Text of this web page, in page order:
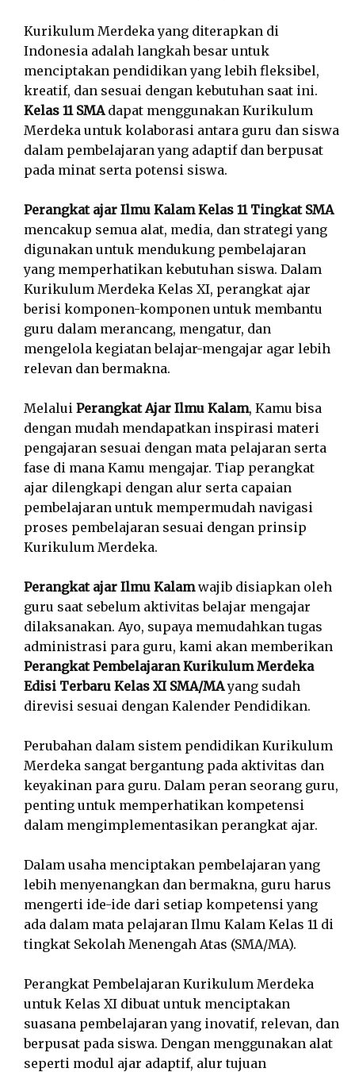
Kurikulum Merdeka yang diterapkan di
Indonesia adalah langkah besar untuk
menciptakan pendidikan yang lebih fleksibel,
kreatif, dan sesuai dengan kebutuhan saat ini.
Kelas 11 SMAdapat menggunakan Kurikulum
Merdeka untuk kolaborasi antara guru dan siswa
dalam pembelajaran yang adaptif dan berpusat
pada minat serta potensi siswa.
Perangkat ajar Ilmu Kalam Kelas 11 Tingkat SMA
mencakup semua alat, media, dan strategi yang
digunakan untuk mendukung pembelajaran
yang memperhatikan kebutuhan siswa. Dalam
Kurikulum Merdeka Kelas XI, perangkat ajar
berisi komponen-komponen untuk membantu
guru dalam merancang, mengatur, dan
mengelola kegiatan belajar-mengajar agar lebih
relevan dan bermakna.
Melalui Perangkat Ajar Ilmu Kalam, Kamu bisa
dengan mudah mendapatkan inspirasi materi
pengajaran sesuai dengan mata pelajaran serta
fase di mana Kamu mengajar. Tiap perangkat
ajar dilengkapi dengan alur serta capaian
pembelajaran untuk mempermudah navigasi
proses pembelajaran sesuai dengan prinsip
Kurikulum Merdeka.
Perangkat ajar Ilmu Kalamwajib disiapkan oleh
guru saat sebelum aktivitas belajar mengajar
dilaksanakan. Ayo, supaya memudahkan tugas
administrasi para guru, kami akan memberikan
Perangkat Pembelajaran Kurikulum Merdeka
Edisi Terbaru Kelas XI SMA/MAyang sudah
direvisi sesuai dengan Kalender Pendidikan.
Perubahan dalam sistem pendidikan Kurikulum
Merdeka sangat bergantung pada aktivitas dan
keyakinan para guru. Dalam peran seorang guru,
penting untuk memperhatikan kompetensi
dalam mengimplementasikan perangkat ajar.
Dalam usaha menciptakan pembelajaran yang
lebih menyenangkan dan bermakna, guru harus
mengerti ide-ide dari setiap kompetensi yang
ada dalam mata pelajaran Ilmu Kalam Kelas 11 di
tingkat Sekolah Menengah Atas (SMA/MA).
Perangkat Pembelajaran Kurikulum Merdeka
untuk Kelas XI dibuat untuk menciptakan
suasana pembelajaran yang inovatif, relevan, dan
berpusat pada siswa. Dengan menggunakan alat
seperti modul ajar adaptif, alur tujuan